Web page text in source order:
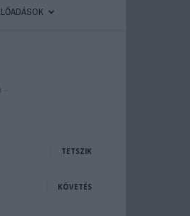
TETSZIK
KÖVETÉS